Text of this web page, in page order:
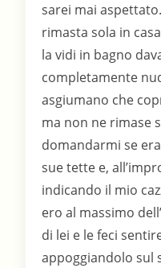
sarei mai
rimasta sola in
la vidi in bagno
completamente
asgiumano che
ma non ne rimase
domandarmi se
sue tette e,
indicando il mio
ero al massimo
di lei e le feci
appoggiandolo sul